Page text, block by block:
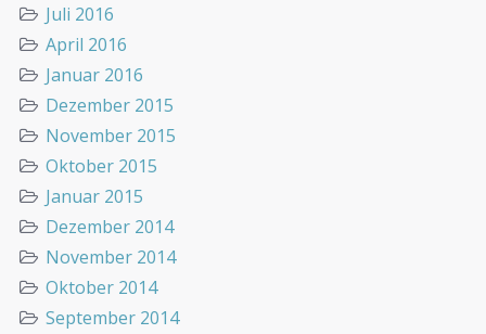
Juli 2016
April 2016
Januar 2016
Dezember 2015
November 2015
Oktober 2015
Januar 2015
Dezember 2014
November 2014
Oktober 2014
September 2014